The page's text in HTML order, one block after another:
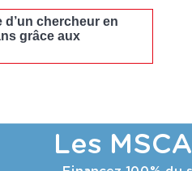
d’un chercheur en
grâce aux